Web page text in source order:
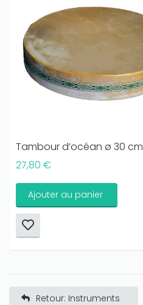
Tambour d’océan ø 30 cm
27,80 €
Ajouter au panier
Retour: Instruments